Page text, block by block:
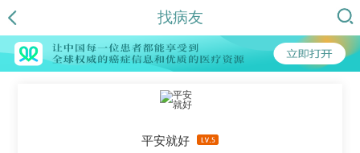
找病友
平安就好